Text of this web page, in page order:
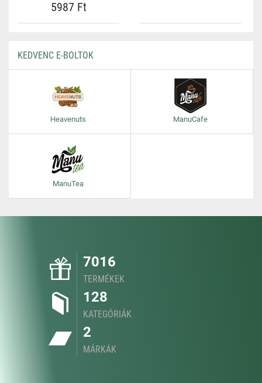
5987 Ft
KEDVENC E-BOLTOK
Heavenuts ManuCafe
ManuTea
7016
TERMÉKEK
128
KATEGÓRIÁK
2
MÁRKÁK